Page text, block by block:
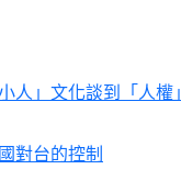
人」文化談到「人權」
對台的控制